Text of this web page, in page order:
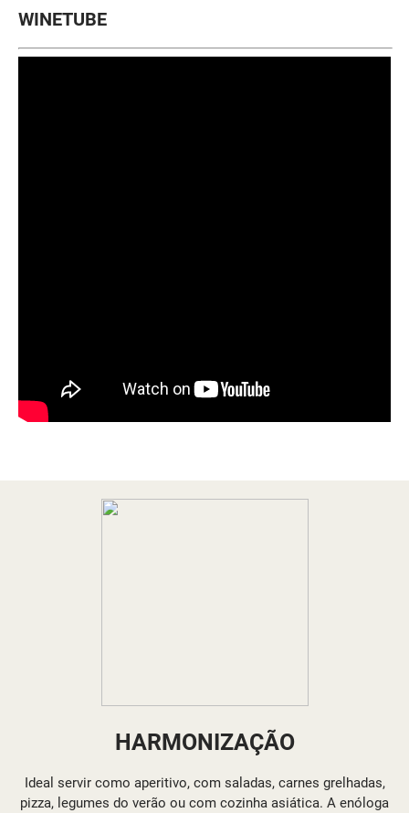
WINETUBE
HARMONIZAÇÃO
Ideal servir como aperitivo, com saladas, carnes grelhadas,
pizza, legumes do verão ou com cozinha asiática. A enóloga